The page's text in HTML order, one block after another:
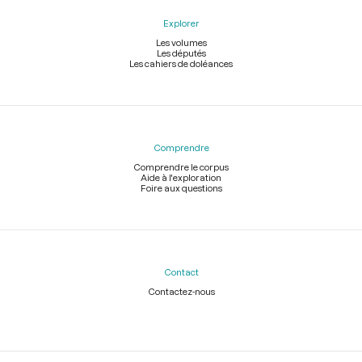
Explorer
Les volumes
Les députés
Les cahiers de doléances
Comprendre
Comprendre le corpus
Aide à l'exploration
Foire aux questions
Contact
Contactez-nous
Légal